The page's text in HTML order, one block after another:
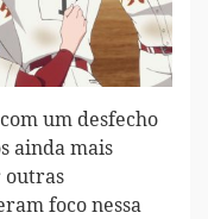
um desfecho
ainda mais
outras
foco nessa